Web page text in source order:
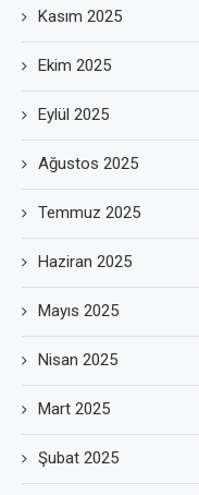
Kasım 2025
Ekim 2025
Eylül 2025
Ağustos 2025
Temmuz 2025
Haziran 2025
Mayıs 2025
Nisan 2025
Mart 2025
Şubat 2025